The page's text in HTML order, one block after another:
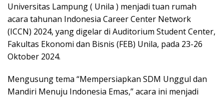
Universitas Lampung ( Unila ) menjadi tuan rumah
acara tahunan Indonesia Career Center Network
(ICCN) 2024, yang digelar di Auditorium Student Center,
Fakultas Ekonomi dan Bisnis (FEB) Unila, pada 23-26
Oktober 2024.
Mengusung tema “Mempersiapkan SDM Unggul dan
Mandiri Menuju Indonesia Emas,” acara ini menjadi